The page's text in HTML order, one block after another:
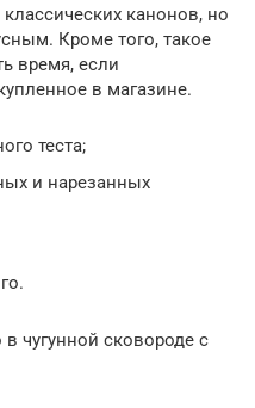
канонов, но
Кроме того, такое
время, если
в магазине.
теста;
и нарезанных
в чугунной сковороде с